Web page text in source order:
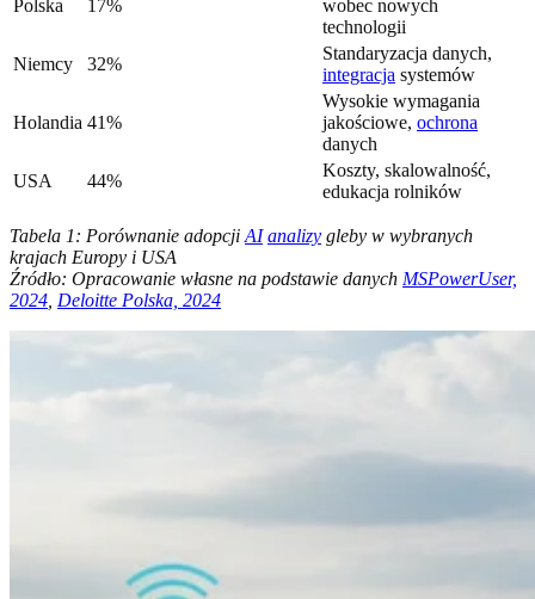
Polska 17%
wobec nowych
technologii
Niemcy
32%
Standaryzacja danych,
integracja systemów
Holandia 41%
Wysokie wymagania
jakościowe, ochrona
danych
USA
44%
Koszty, skalowalność,
edukacja rolników
Tabela 1: Porównanie adopcji AI analizy gleby w wybranych
krajach Europy i USA
Źródło: Opracowanie własne na podstawie danych MSPowerUser,
2024 Deloitte Polska, 2024